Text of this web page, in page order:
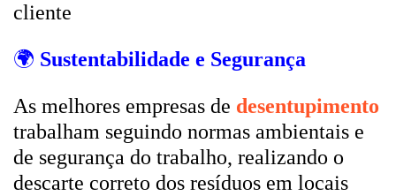
cliente
🌍 Sustentabilidade e Segurança
As melhores empresas de desentupimento
trabalham seguindo normas ambientais e
de segurança do trabalho, realizando o
descarte correto dos resíduos em locais